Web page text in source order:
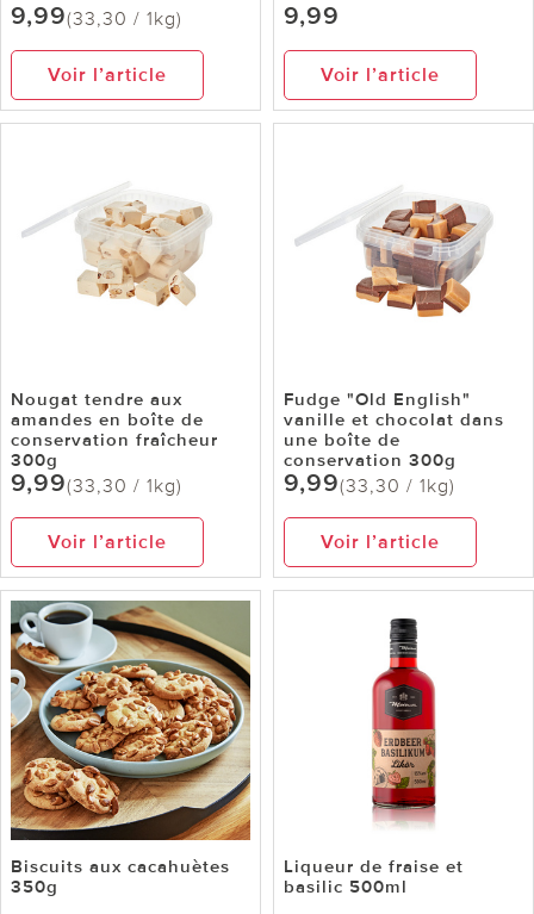
9,99(33,30 / 1kg)
Voir l’article
9,99
Voir l’article
Nougat tendre aux
amandes en boîte de
conservation fraîcheur
300g
9,99(33,30 / 1kg)
Voir l’article
Fudge "Old English"
vanille et chocolat dans
une boîte de
conservation 300g
9,99(33,30 / 1kg)
Voir l’article
Biscuits aux cacahuètes
350g
Liqueur de fraise et
basilic 500ml